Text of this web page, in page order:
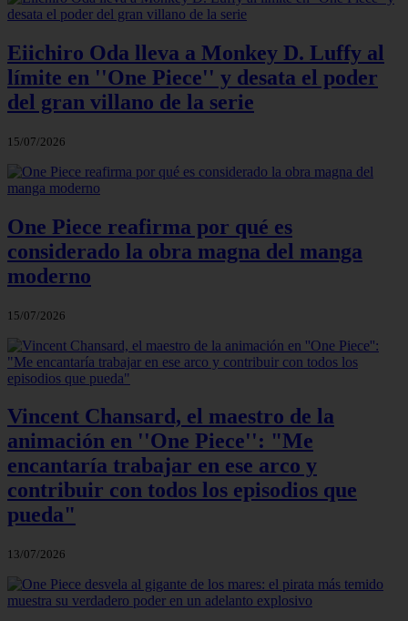
Eiichiro Oda lleva a Monkey D. Luffy al
límite en ''One Piece'' y desata el poder
del gran villano de la serie
15/07/2026
One Piece reafirma por qué es
considerado la obra magna del manga
moderno
15/07/2026
Vincent Chansard, el maestro de la
animación en ''One Piece'': "Me
encantaría trabajar en ese arco y
contribuir con todos los episodios que
pueda"
13/07/2026